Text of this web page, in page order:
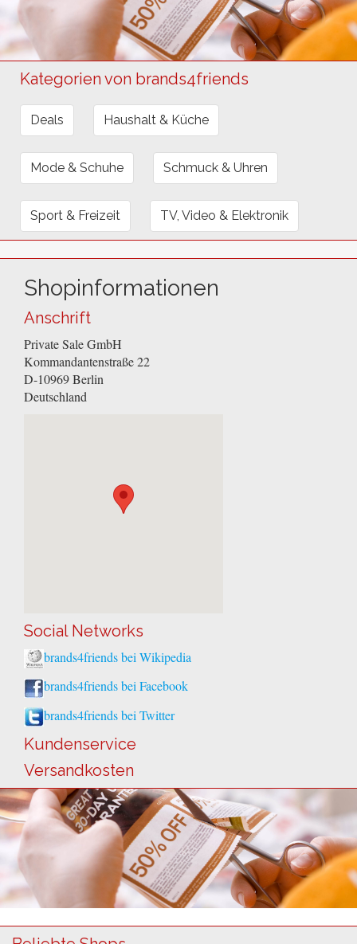
Kategorien von brands4friends
Deals Haushalt & Küche
Mode & Schuhe Schmuck & Uhren
Sport & Freizeit TV, Video & Elektronik
Shopinformationen
Anschrift
Private Sale GmbH
Kommandantenstraße 22
D-10969Berlin
Deutschland
Social Networks
brands4friends bei Wikipedia
brands4friends bei Facebook
brands4friends bei Twitter
Kundenservice
Versandkosten